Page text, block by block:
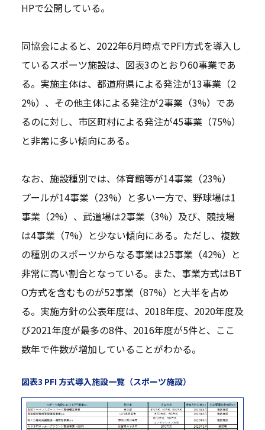
HPで公開している。
同協会によると、2022年6月時点でPFI方式を導入し
ているスポーツ施設は、図表3のとおり60事業であ
る。実施主体は、都道府県による発注が13事業（2
2%）、その他主体による発注が2事業（3%）であ
るのに対し、市区町村による発注が45事業（75%）
と非常に多い傾向にある。
なお、施設種別では、体育館等が14事業（23%）
プールが14事業（23%）と多い一方で、野球場は1
事業（2%）、武道場は2事業（3%）及び、競技場
は4事業（7%）と少ない傾向にある。ただし、複数
の種別のスポーツからなる事業は25事業（42%）と
非常に高い割合となっている。また、事業方式はBT
O方式を含むものが52事業（87%）と大半を占め
る。実施方針の公表年度は、2018年度、2020年度及
び2021年度が最多の8件、2016年度が5件と、ここ
数年で件数が増加していることがわかる。
図表3 PFI 方式導入施設一覧（スポーツ施設）